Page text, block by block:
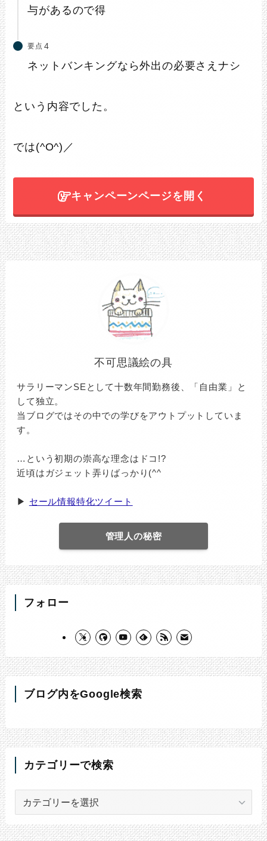
与があるので得
要点
ネットバンキングなら外出の必要さえナシ
という内容でした。
では(^O^)／
キャンペーンページを開く
不可思議絵の具
サラリーマンSEとして十数年間勤務後、「自由業」と
して独立。
当ブログではその中での学びをアウトプットしていま
す。
…という初期の崇高な理念はドコ!?
近頃はガジェット弄りばっかり(^^ゞ
▶ セール情報特化ツイート
管理人の秘密
フォロー
ブログ内をGoogle検索
カテゴリーで検索
ゴ